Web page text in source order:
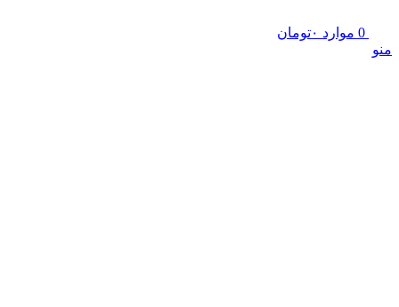
0 موارد ۰تومان
منو